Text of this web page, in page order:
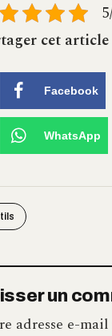
cet article
Facebook
WhatsApp
un
adresse e-